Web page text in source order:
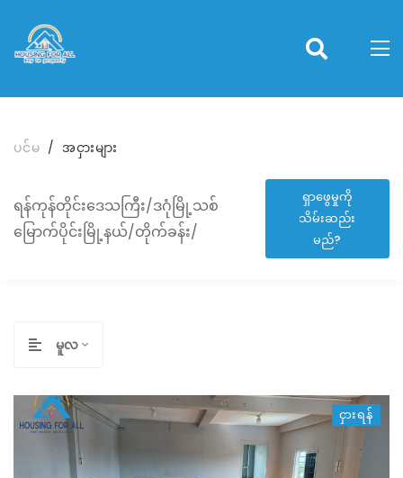
ပင်မ အငှားများ
ရန်ကုန်တိုင်းဒေသကြီး/ဒဂုံမြို့သစ်
မြောက်ပိုင်းမြို့နယ်/တိုက်ခန်း/
ရှာဖွေမှုကို
သိမ်းဆည်း
မည်?
မူလ
ငှားရန်